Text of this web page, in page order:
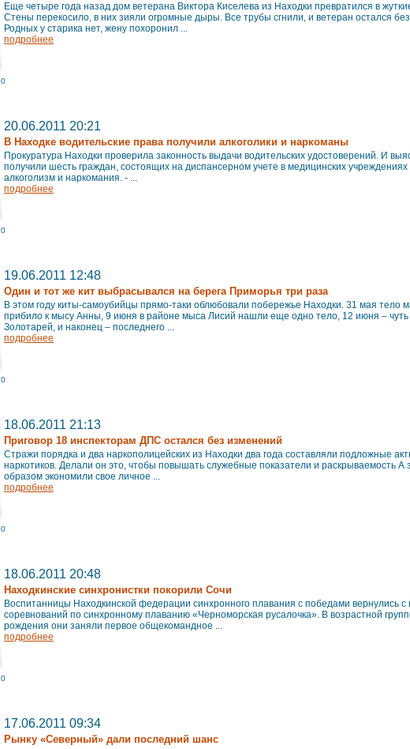
Еще четыре года назад дом ветерана Виктора Киселева из Находки превратился в
Стены перекосило, в них зияли огромные дыры. Все трубы сгнили, и ветеран остался
Родных у старика нет, жену похоронил ...
подробнее
0
20.06.2011 20:21
В Находке водительские права получили алкоголики и наркоманы
Прокуратура Находки проверила законность выдачи водительских удостоверений. И
получили шесть граждан, состоящих на диспансерном учете в медицинских учреждениях
алкоголизм и наркомания. - ...
подробнее
0
19.06.2011 12:48
Один и тот же кит выбрасывался на берега Приморья три раза
В этом году киты-самоубийцы прямо-таки облюбовали побережье Находки. 31 мая тело
прибило к мысу Анны, 9 июня в районе мыса Лисий нашли еще одно тело, 12 июня –
Золотарей, и наконец – последнего ...
подробнее
0
18.06.2011 21:13
Приговор 18 инспекторам ДПС остался без изменений
Стражи порядка и два наркополицейских из Находки два года составляли подложные
наркотиков. Делали он это, чтобы повышать служебные показатели и раскрываемость А
образом экономили свое личное ...
подробнее
0
18.06.2011 20:48
Находкинские синхронистки покорили Сочи
Воспитанницы Находкинской федерации синхронного плавания с победами вернулись с
соревнований по синхронному плаванию «Черноморская русалочка». В возрастной
рождения они заняли первое общекомандное ...
подробнее
0
17.06.2011 09:34
Рынку «Северный» дали последний шанс